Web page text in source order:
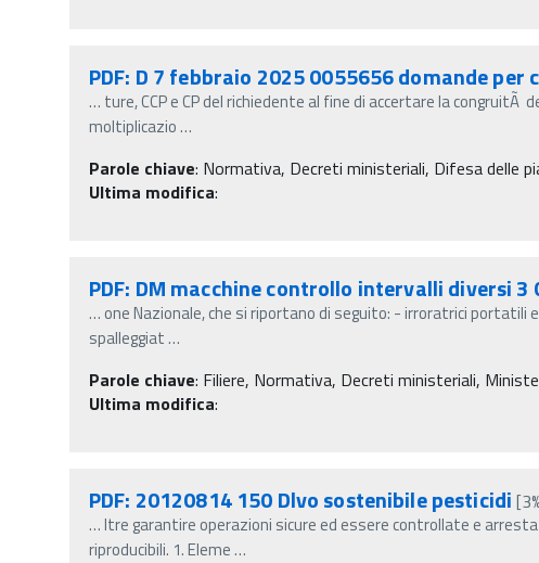
PDF: D 7 febbraio 2025 0055656 domande per
… ture, CCP e CP del richiedente al fine di accertare la
moltiplicazio…
Parole chiave: Normativa, Decreti ministeriali, Difesa delle
Ultima modifica:
PDF: DM macchine controllo intervalli diversi 3
… one Nazionale, che si riportano di seguito: - irroratrici portatili
spalleggiat…
Parole chiave: Filiere, Normativa, Decreti ministeriali,
Ultima modifica:
PDF: 20120814 150 Dlvo sostenibile pesticidi
…ltre garantire operazioni sicure ed essere controllate e
riproducibili. 1. Eleme…